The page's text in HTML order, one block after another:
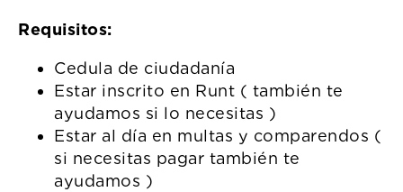
Requisitos:
Cedula de ciudadanía
Estar inscrito en Runt ( también te
ayudamos si lo necesitas )
Estar al día en multas y comparendos (
si necesitas pagar también te
ayudamos )